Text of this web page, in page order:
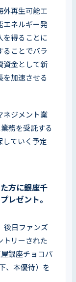
外再生可能エ
エネルギー発
を得ることに
ることでバラ
資金として新
を加速させる
ネジメント業
務を受託する
していく予定
方に銀座千
レゼント。
後日ファンズ
トリーされた
銀座チョコパ
、本優待）を